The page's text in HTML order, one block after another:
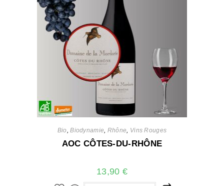
Bio ,Biodynamie Rhône Vins Rouges
AOC CÔTES-DU-RHÔNE
13,90 €